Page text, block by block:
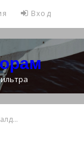
Вход
Талдыкорган